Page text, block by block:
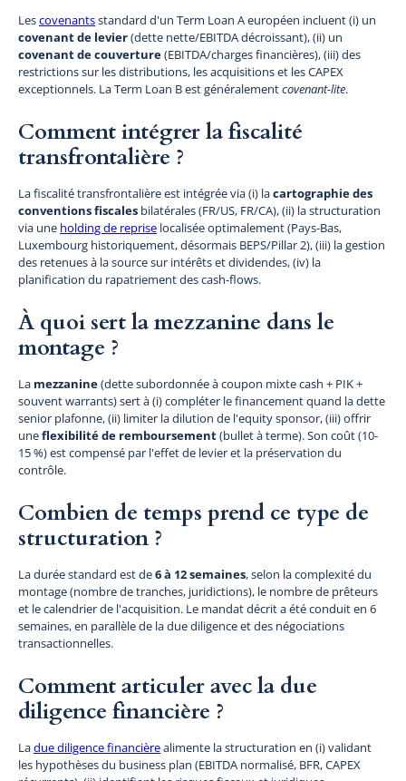
Lescovenantsstandard d'un Term Loan A européen incluent (i) un
covenant de levier(dette nette/EBITDA décroissant), (ii) un
covenant de couverture(EBITDA/charges financières), (iii) des
restrictions sur les distributions, les acquisitions et les CAPEX
exceptionnels. La Term Loan B est généralementcovenant-lite.
Comment intégrer la fiscalité
transfrontalière ?
La fiscalité transfrontalière est intégrée via (i) lacartographie des
conventions fiscales bilatérales (FR/US, FR/CA), (ii) la structuration
via une holding de reprise localisée optimalement (Pays-Bas,
Luxembourg historiquement, désormais BEPS/Pillar 2), (iii) la gestion
des retenues à la source sur intérêts et dividendes, (iv) la
planification du rapatriement des cash-flows.
À quoi sert la mezzanine dans le
montage ?
La mezzanine(dette subordonnée à coupon mixte cash + PIK +
souvent warrants) sert à (i) compléter le financement quand la dette
senior plafonne, (ii) limiter la dilution de l'equity sponsor, (iii) offrir
uneflexibilité de remboursement(bullet à terme). Son coût (10-
15 %) est compensé par l'effet de levier et la préservation du
contrôle.
Combien de temps prend ce type de
structuration ?
La durée standard est de6 à 12 semaines, selon la complexité du
montage (nombre de tranches, juridictions), le nombre de prêteurs
et le calendrier de l'acquisition. Le mandat décrit a été conduit en 6
semaines, en parallèle de la due diligence et des négociations
transactionnelles.
Comment articuler avec la due
diligence financière ?
Ladue diligence financièrealimente la structuration en (i) validant
les hypothèses du business plan (EBITDA normalisé, BFR, CAPEX